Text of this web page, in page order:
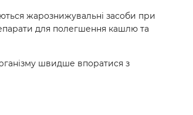
жарознижувальні засоби при
для полегшення кашлю та
швидше впоратися з